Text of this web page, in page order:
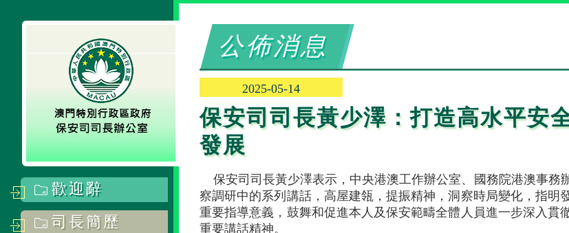
歡迎辭
司長簡歷
公佈消息
2025-05-14
保安司司長黃少澤：打造高水平安
發展
保安司司長黃少澤表示，中央港澳工作辦公室、國務院港澳事務
察調研中的系列講話，高屋建瓴，提振精神，洞察時局變化，指明
重要指導意義，鼓舞和促進本人及保安範疇全體人員進一步深入貫
重要講話精神。